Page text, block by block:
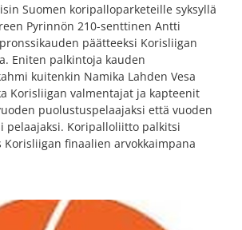
Suomen koripalloparketeille syksyllä
Pyrinnön 210-senttinen Antti
päätteeksi Korisliigan
Eniten palkintoja kauden
kuitenkin Namika Lahden Vesa
Korisliigan valmentajat ja kapteenit
puolustuspelaajaksi että vuoden
pelaajaksi. Koripalloliitto palkitsi
Korisliigan finaalien arvokkaimpana